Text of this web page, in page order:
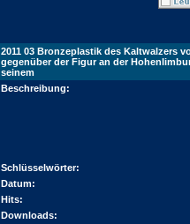
2011 03 Bronzeplastik des Kaltwalzers
gegenüber der Figur an der
seinem
Beschreibung:
Schlüsselwörter:
Datum:
Hits:
Downloads: